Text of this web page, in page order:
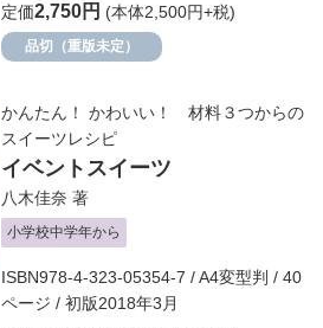
定価2,750円 (本体2,500円+税)
品切（重版未定）
かんたん！ かわいい！ 材料３つからの
スイーツレシピ
イベントスイーツ
八木佳奈 著
小学校中学年から
ISBN978-4-323-05354-7 / A4変型判 / 40
ページ / 初版2018年3月